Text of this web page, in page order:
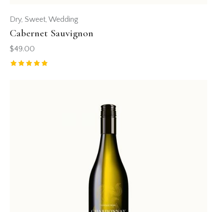
Dry, Sweet, Wedding
Cabernet Sauvignon
$49.00